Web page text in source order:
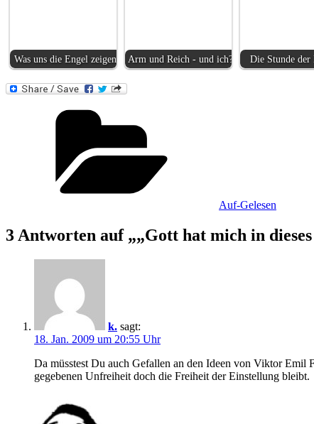
Was uns die Engel zeigen Arm und Reich - und ich? Die Stunde
Auf-Gelesen
3 Antworten auf „„Gott hat mich in
k. sagt:
18. Jan. 2009 um 20:55 Uhr
Da müsstest Du auch Gefallen an den Ideen von Viktor Emil
gegebenen Unfreiheit doch die Freiheit der Einstellung bleibt.